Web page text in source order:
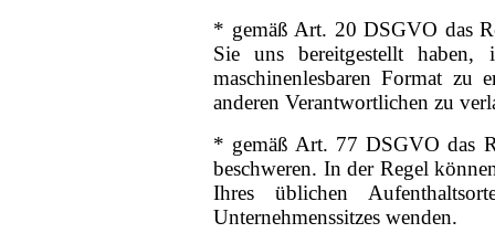
* gemäß Art. 20 DSGVO das
Sie uns bereitgestellt haben,
maschinenlesbaren Format zu
anderen Verantwortlichen zu
* gemäß Art. 77 DSGVO das
beschweren. In der Regel
Ihres üblichen
Unternehmenssitzes wenden.